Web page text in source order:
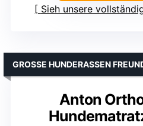
Sieh unsere
Anton
GROSSE HUNDERASSEN